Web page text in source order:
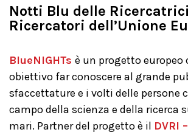
Notti Blu delle
Ricercatori dell’Unione
BlueNIGHTs è un progetto europeo
obiettivo far conoscere al grande
sfaccettature e i volti delle persone
campo della scienza e della ricerca
mari. Partner del progetto è il DVRI